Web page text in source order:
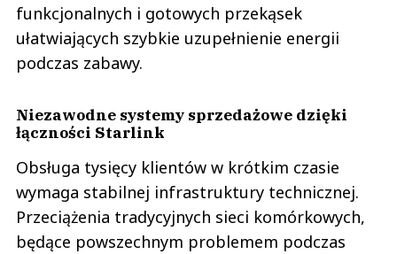
funkcjonalnych i gotowych przekąsek
ułatwiających szybkie uzupełnienie energii
podczas zabawy.
Niezawodne systemy sprzedażowe dzięki
łączności Starlink
Obsługa tysięcy klientów w krótkim czasie
wymaga stabilnej infrastruktury technicznej.
Przeciążenia tradycyjnych sieci komórkowych,
będące powszechnym problemem podczas